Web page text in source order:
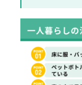
一人暮ら
掃除や